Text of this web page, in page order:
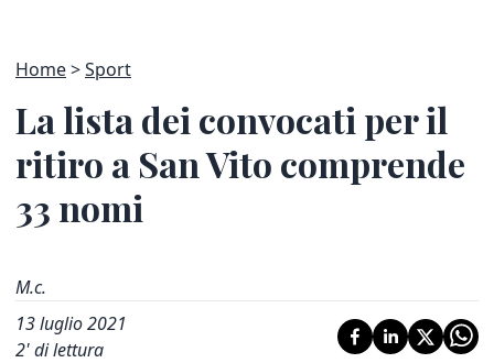
Home Sport
La lista dei convocati per il
ritiro a San Vito comprende
33 nomi
M.c.
13 luglio 2021
2' di lettura